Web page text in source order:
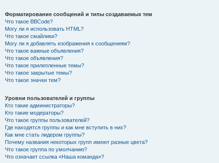
Форматирование сообщений и типы создаваемых тем
Что такое BBCode?
Могу ли я использовать HTML?
Что такое смайлики?
Могу ли я добавлять изображения к сообщениям?
Что такое важные объявления?
Что такое объявления?
Что такое прилепленные темы?
Что такое закрытые темы?
Что такое значки тем?
Уровни пользователей и группы
Кто такие администраторы?
Кто такие модераторы?
Что такое группы пользователей?
Где находятся группы и как мне вступить в них?
Как мне стать лидером группы?
Почему названия некоторых групп имеют разные цвета?
Что такое группа по умолчанию?
Что означает ссылка «Наша команда»?